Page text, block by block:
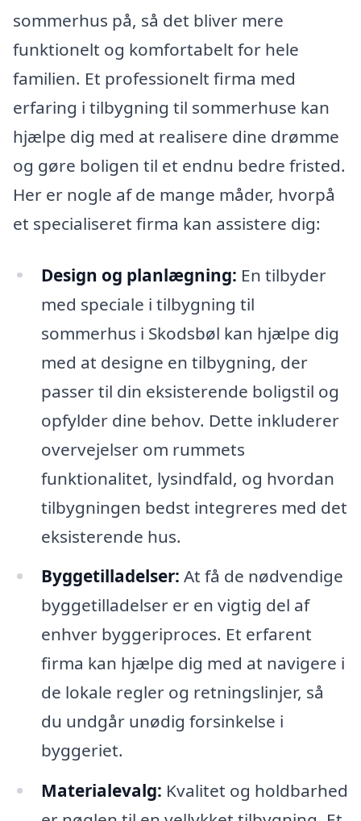
sommerhus på, så det bliver mere
funktionelt og komfortabelt for hele
familien. Et professionelt firma med
erfaring i tilbygning til sommerhuse kan
hjælpe dig med at realisere dine drømme
og gøre boligen til et endnu bedre fristed.
Her er nogle af de mange måder, hvorpå
et specialiseret firma kan assistere dig:
Design og planlægning: En tilbyder
med speciale i tilbygning til
sommerhus i Skodsbøl kan hjælpe dig
med at designe en tilbygning, der
passer til din eksisterende boligstil og
opfylder dine behov. Dette inkluderer
overvejelser om rummets
funktionalitet, lysindfald, og hvordan
tilbygningen bedst integreres med det
eksisterende hus.
Byggetilladelser: At få de nødvendige
byggetilladelser er en vigtig del af
enhver byggeriproces. Et erfarent
firma kan hjælpe dig med at navigere i
de lokale regler og retningslinjer, så
du undgår unødig forsinkelse i
byggeriet.
Materialevalg: Kvalitet og holdbarhed